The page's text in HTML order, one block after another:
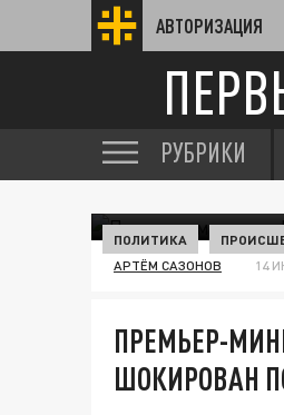
АВТОРИЗАЦИЯ
РУБРИКИ
ПОЛИТИКА
АРТЁМ САЗОНОВ 14
ПРЕМЬЕР-
ШОКИРОВАН